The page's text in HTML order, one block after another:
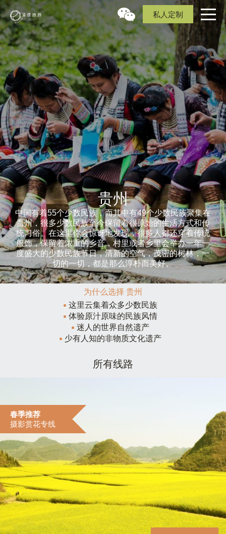
私人定制
贵州
中国有着55个少数民族，而其中有49个少数民族聚集在
贵州，很多少数民族至今保留着很原始的生活方式和传
统习俗。在这里你会惊讶地发现，很多人都还穿着传统
服饰，保留着浓重的乡音，村里或者乡里会举办一年一
度盛大的少数民族节日，清新的空气，茂密的树林，一
切的一切，都是那么淳朴而美好。
为什么选择 贵州
这里云集着众多少数民族
体验原汁原味的民族风情
迷人的世界自然遗产
少有人知的非物质文化遗产
所有线路
春季推荐
摄影赏花专线